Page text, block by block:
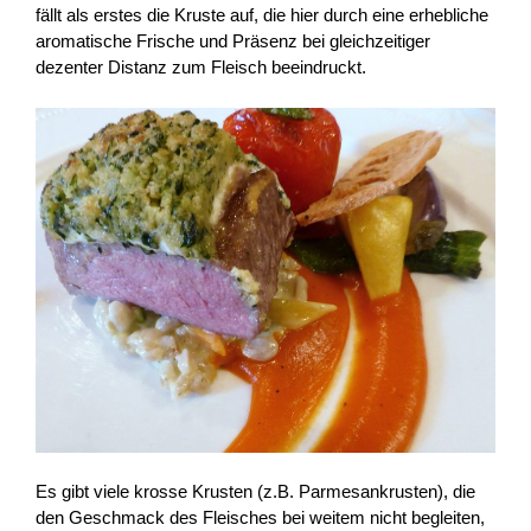
fällt als erstes die Kruste auf, die hier durch eine erhebliche
aromatische Frische und Präsenz bei gleichzeitiger
dezenter Distanz zum Fleisch beeindruckt.
Es gibt viele krosse Krusten (z.B. Parmesankrusten), die
den Geschmack des Fleisches bei weitem nicht begleiten,